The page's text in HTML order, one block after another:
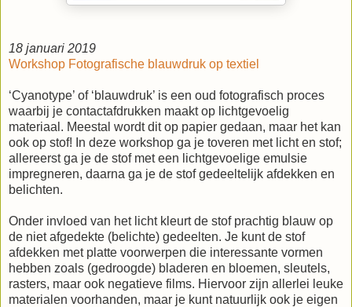
18 januari 2019
Workshop Fotografische blauwdruk op textiel
‘Cyanotype’ of ‘blauwdruk’ is een oud fotografisch proces
waarbij je contactafdrukken maakt op lichtgevoelig
materiaal. Meestal wordt dit op papier gedaan, maar het kan
ook op stof! In deze workshop ga je toveren met licht en stof;
allereerst ga je de stof met een lichtgevoelige emulsie
impregneren, daarna ga je de stof gedeeltelijk afdekken en
belichten.
Onder invloed van het licht kleurt de stof prachtig blauw op
de niet afgedekte (belichte) gedeelten. Je kunt de stof
afdekken met platte voorwerpen die interessante vormen
hebben zoals (gedroogde) bladeren en bloemen, sleutels,
rasters, maar ook negatieve films. Hiervoor zijn allerlei leuke
materialen voorhanden, maar je kunt natuurlijk ook je eigen